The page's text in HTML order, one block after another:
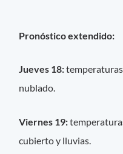
Pronóstico extendido:
Jueves 18:temperaturas
nublado.
Viernes 19:
cubierto y lluvias.